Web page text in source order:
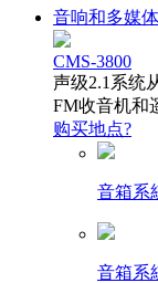
音响和多媒体
CMS-3800
声级2.1系统
FM收音机和
购买地点?
音箱系
音箱系